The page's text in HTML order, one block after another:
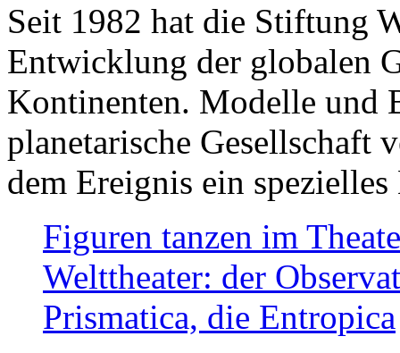
Seit 1982 hat die Stiftung
Entwicklung der globalen
Kontinenten. Modelle und
planetarische Gesellschaft
dem Ereignis ein
Figuren tanzen im
Welttheater: der
Prismatica, die Entropica